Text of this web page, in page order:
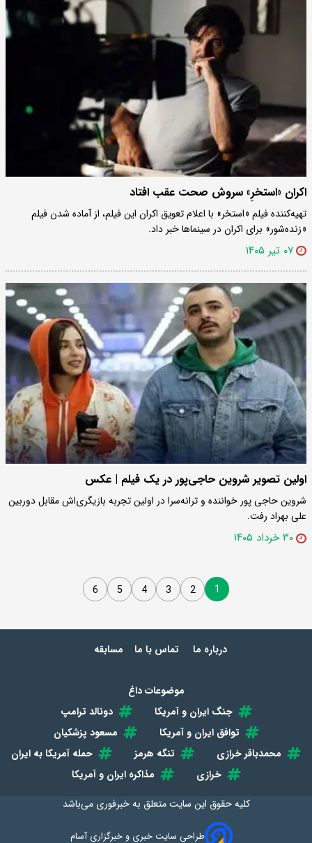
اکران «استخرِ» سروش صحت عقب افتاد
تهیه‌کننده فیلم «استخر» با اعلام تعویق اکران این فیلم، از آماده شدن فیلم
«زنده‌شور» برای اکران در سینماها خبر داد.
۰۷ تیر ۱۴۰۵
اولین تصویر شروین حاجی‌پور در یک فیلم | عکس
شروین حاجی پور خواننده و ترانه‌سرا در اولین تجربه بازیگری‌اش مقابل دوربین
علی بهراد رفت.
۳۰ خرداد ۱۴۰۵
1
2
3
4
5
6
درباره ما تماس با ما مسابقه
موضوعات داغ
جنگ ایران و آمریکا
دونالد ترامپ
توافق ایران و آمریکا
مسعود پزشکیان
محمدباقر خرازی
تنگه هرمز
حمله آمریکا به ایران
خرازی
مذاکره ایران و آمریکا
کلیه حقوق این سایت متعلق بهخبرفوری می‌باشد
طراحی سایت خبری و خبرگزاری آسام